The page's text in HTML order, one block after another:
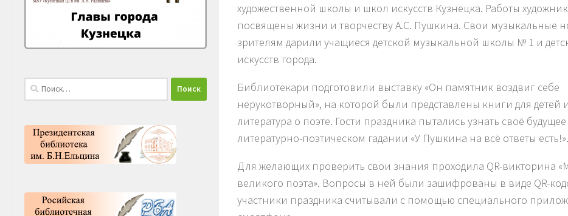
художественной школы и школ искусств Кузнецка. Работы
посвящены жизни и творчеству А.С. Пушкина. Свои музыкальные
зрителям дарили учащиеся детской музыкальной школы № 1 и
искусств города.
Библиотекари подготовили выставку «Он памятник воздвиг себе
нерукотворный», на которой были представлены книги для детей
литература о поэте. Гости праздника пытались узнать своё
литературно-поэтическом гадании «У Пушкина на всё ответы есть!».
Для желающих проверить свои знания проходила QR-викторина
великого поэта». Вопросы в ней были зашифрованы в виде QR-
участники праздника считывали с помощью специального
Найти: